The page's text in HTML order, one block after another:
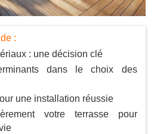
:
: une décision clé
dans le choix des
une installation réussie
votre terrasse pour